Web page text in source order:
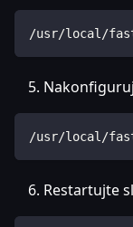
/usr/local/
/usr/local/
Restartujte